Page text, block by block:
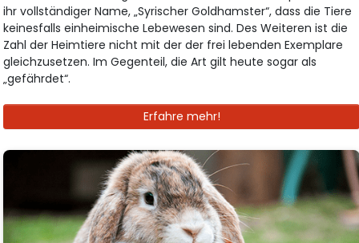
ihr vollständiger Name, „Syrischer Goldhamster“, dass die Tiere
keinesfalls einheimische Lebewesen sind. Des Weiteren ist die
Zahl der Heimtiere nicht mit der der frei lebenden Exemplare
gleichzusetzen. Im Gegenteil, die Art gilt heute sogar als
„gefährdet“.
Erfahre mehr!